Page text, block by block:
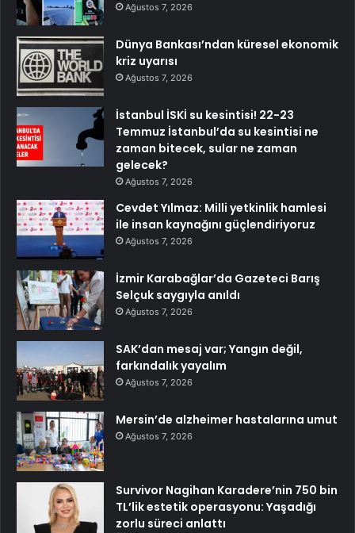
Ağustos 7, 2026
Dünya Bankası’ndan küresel ekonomik
kriz uyarısı
Ağustos 7, 2026
İstanbul İSKİ su kesintisi! 22-23
Temmuz İstanbul’da su kesintisi ne
zaman bitecek, sular ne zaman
gelecek?
Ağustos 7, 2026
Cevdet Yılmaz: Milli yetkinlik hamlesi
ile insan kaynağını güçlendiriyoruz
Ağustos 7, 2026
İzmir Karabağlar’da Gazeteci Barış
Selçuk saygıyla anıldı
Ağustos 7, 2026
SAK’dan mesaj var; Yangın değil,
farkındalık yayalım
Ağustos 7, 2026
Mersin’de alzheimer hastalarına umut
Ağustos 7, 2026
Survivor Nagihan Karadere’nin 750 bin
TL’lik estetik operasyonu: Yaşadığı
zorlu süreci anlattı